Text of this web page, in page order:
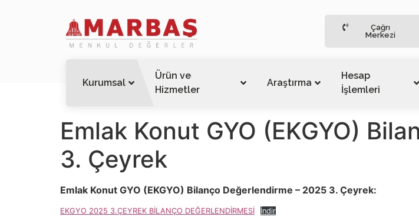
Çağrı
Merkezi
Kurumsal
Ürün ve
Hizmetler
Araştırma
Hesap
İşlemleri
Emlak Konut GYO (EKGYO)
3. Çeyrek
Emlak Konut GYO (EKGYO) Bilanço Değerlendirme – 2025 3. Çeyrek:
EKGYO 2025 3.ÇEYREK BİLANÇO DEĞERLENDİRMESİ İndir